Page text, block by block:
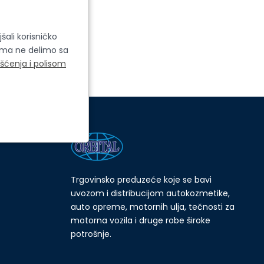
Trgovinsko preduzeće koje se bavi
uvozom i distribucijom autokozmetike,
auto opreme, motornih ulja, tečnosti za
motorna vozila i druge robe široke
potrošnje.
korisničko
ne delimo sa
i polisom